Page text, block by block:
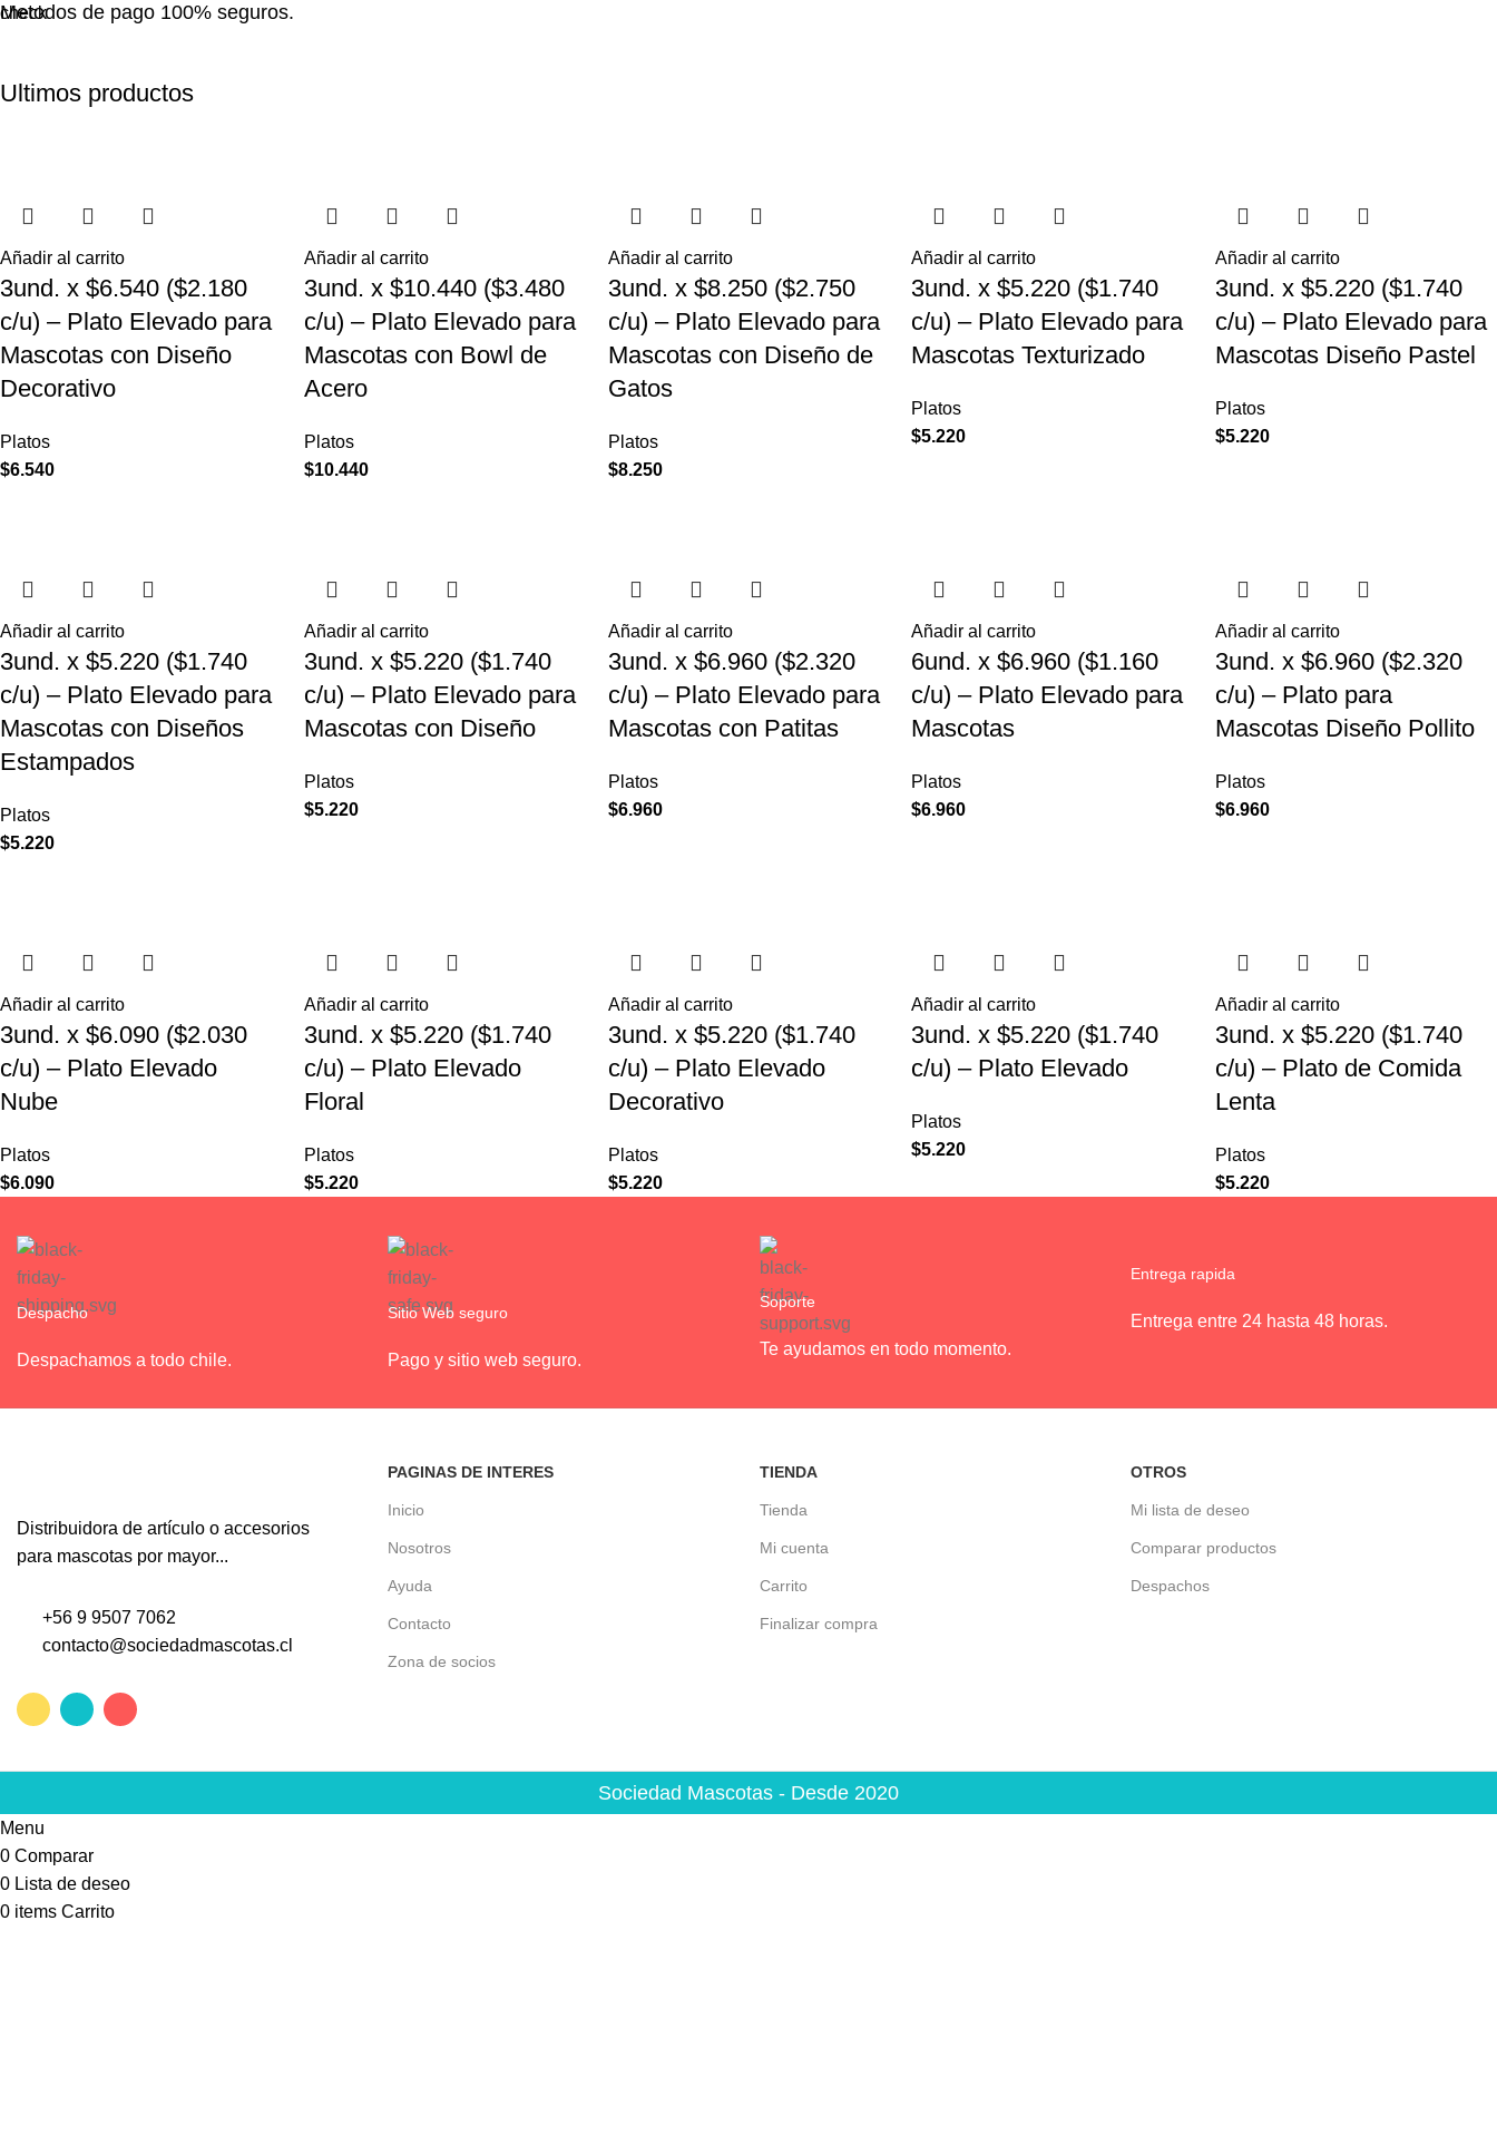
Metodos de pago 100% seguros.
Ultimos productos
Añadir al carrito
3und. x $6.540 ($2.180
c/u) – Plato Elevado para
Mascotas con Diseño
Decorativo
Platos
$6.540
Añadir al carrito
3und. x $10.440 ($3.480
c/u) – Plato Elevado para
Mascotas con Bowl de
Acero
Platos
$10.440
Añadir al carrito
3und. x $8.250 ($2.750
c/u) – Plato Elevado para
Mascotas con Diseño de
Gatos
Platos
$8.250
Añadir al carrito
3und. x $5.220 ($1.740
c/u) – Plato Elevado para
Mascotas Texturizado
Platos
$5.220
Añadir al carrito
3und. x $5.220 ($1.740
c/u) – Plato Elevado para
Mascotas Diseño Pastel
Platos
$5.220
Añadir al carrito
3und. x $5.220 ($1.740
c/u) – Plato Elevado para
Mascotas con Diseños
Estampados
Platos
$5.220
Añadir al carrito
3und. x $5.220 ($1.740
c/u) – Plato Elevado para
Mascotas con Diseño
Platos
$5.220
Añadir al carrito
3und. x $6.960 ($2.320
c/u) – Plato Elevado para
Mascotas con Patitas
Platos
$6.960
Añadir al carrito
6und. x $6.960 ($1.160
c/u) – Plato Elevado para
Mascotas
Platos
$6.960
Añadir al carrito
3und. x $6.960 ($2.320
c/u) – Plato para
Mascotas Diseño Pollito
Platos
$6.960
Añadir al carrito
3und. x $6.090 ($2.030
c/u) – Plato Elevado
Nube
Platos
$6.090
Añadir al carrito
3und. x $5.220 ($1.740
c/u) – Plato Elevado
Floral
Platos
$5.220
Añadir al carrito
3und. x $5.220 ($1.740
c/u) – Plato Elevado
Decorativo
Platos
$5.220
Añadir al carrito
3und. x $5.220 ($1.740
c/u) – Plato Elevado
Platos
$5.220
Añadir al carrito
3und. x $5.220 ($1.740
c/u) – Plato de Comida
Lenta
Platos
$5.220
Despacho
Despachamos a todo chile.
Sitio Web seguro
Pago y sitio web seguro.
Soporte
Te ayudamos en todo momento.
Entrega rapida
Entrega entre 24 hasta 48 horas.
Distribuidora de artículo o accesorios
para mascotas por mayor...
+56 9 9507 7062
contacto@sociedadmascotas.cl
PAGINAS DE INTERES
Inicio
Nosotros
Ayuda
Contacto
Zona de socios
TIENDA
Tienda
Mi cuenta
Carrito
Finalizar compra
OTROS
Mi lista de deseo
Comparar productos
Despachos
Sociedad Mascotas - Desde 2020
Menu
0 Comparar
0 Lista de deseo
0 items Carrito